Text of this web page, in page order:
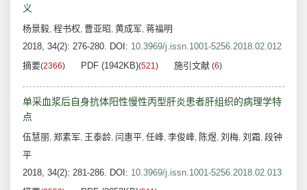
义
杨景毅, 程书权, 曹亚昭, 黄成军, 蒋福明
2018, 34(2): 276-280. DOI: 10.3969/j.issn.1001-5256.2018.02.012
摘要(2366) PDF (1942KB)(521) 施引文献 (6)
单采血浆后自身抗体阳性慢性丙型肝炎患者肝组织的病理学特
点
伍慧丽, 郑素军, 王泰龄, 闫惠平, 任峰, 李俊峰, 陈煜, 刘梅, 刘霜, 段钟
平
2018, 34(2): 281-286. DOI: 10.3969/j.issn.1001-5256.2018.02.013